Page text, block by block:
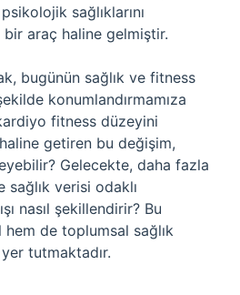
sağlıklarını
araç haline gelmiştir.
bugünün sağlık ve fitness
konumlandırmamıza
fitness düzeyini
getiren bu değişim,
Gelecekte, daha fazla
verisi odaklı
nasıl şekillendirir? Bu
de toplumsal sağlık
tutmaktadır.